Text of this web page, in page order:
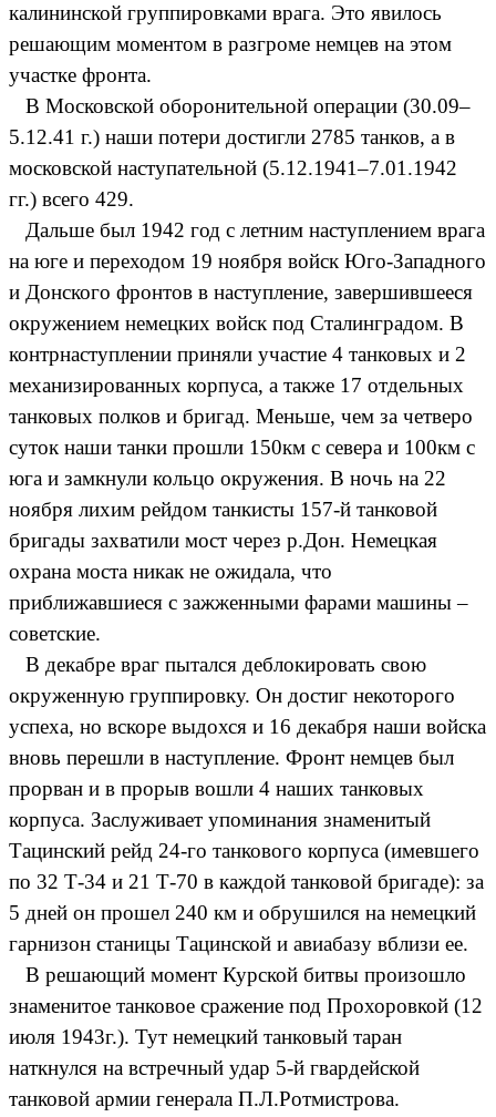
калининской группировками врага. Это явилось
решающим моментом в разгроме немцев на этом
участке фронта.
В Московской оборонительной операции (30.09–
5.12.41 г.) наши потери достигли 2785 танков, а в
московской наступательной (5.12.1941–7.01.1942
гг.) всего 429.
Дальше был 1942 год с летним наступлением врага
на юге и переходом 19 ноября войск Юго-Западного
и Донского фронтов в наступление, завершившееся
окружением немецких войск под Сталинградом. В
контрнаступлении приняли участие 4 танковых и 2
механизированных корпуса, а также 17 отдельных
танковых полков и бригад. Меньше, чем за четверо
суток наши танки прошли 150км с севера и 100км с
юга и замкнули кольцо окружения. В ночь на 22
ноября лихим рейдом танкисты 157-й танковой
бригады захватили мост через р.Дон. Немецкая
охрана моста никак не ожидала, что
приближавшиеся с зажженными фарами машины –
советские.
В декабре враг пытался деблокировать свою
окруженную группировку. Он достиг некоторого
успеха, но вскоре выдохся и 16 декабря наши войска
вновь перешли в наступление. Фронт немцев был
прорван и в прорыв вошли 4 наших танковых
корпуса. Заслуживает упоминания знаменитый
Тацинский рейд 24-го танкового корпуса (имевшего
по 32 Т-34 и 21 Т-70 в каждой танковой бригаде): за
5 дней он прошел 240 км и обрушился на немецкий
гарнизон станицы Тацинской и авиабазу вблизи ее.
В решающий момент Курской битвы произошло
знаменитое танковое сражение под Прохоровкой (12
июля 1943г.). Тут немецкий танковый таран
наткнулся на встречный удар 5-й гвардейской
танковой армии генерала П.Л.Ротмистрова.